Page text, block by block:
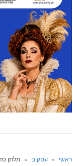
ראשי » עסקים » תלתן